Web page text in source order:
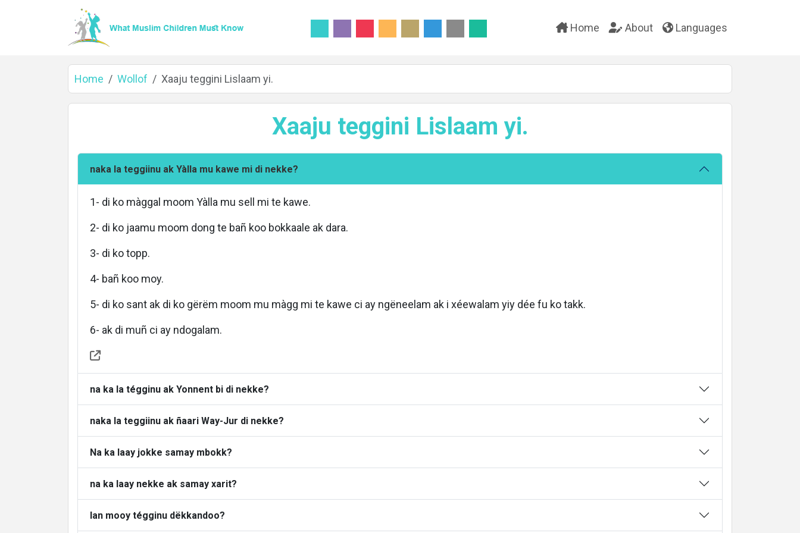
Home About Languages
Home Wollof Xaaju teggini Lislaam yi.
Xaaju teggini Lislaam yi.
naka la teggiinu ak Yàlla mu kawe mi di nekke?
1- di ko màggal moom Yàlla mu sell mi te kawe.
2- di ko jaamu moom dong te bañ koo bokkaale ak dara.
3- di ko topp.
4- bañ koo moy.
5- di ko sant ak di ko gërëm moom mu màgg mi te kawe ci ay ngëneelam ak i xéewalam yiy dée fu ko takk.
6- ak di muñ ci ay ndogalam.
na ka la tégginu ak Yonnent bi di nekke?
naka la teggiinu ak ñaari Way-Jur di nekke?
Na ka laay jokke samay mbokk?
na ka laay nekke ak samay xarit?
lan mooy tégginu dëkkandoo?